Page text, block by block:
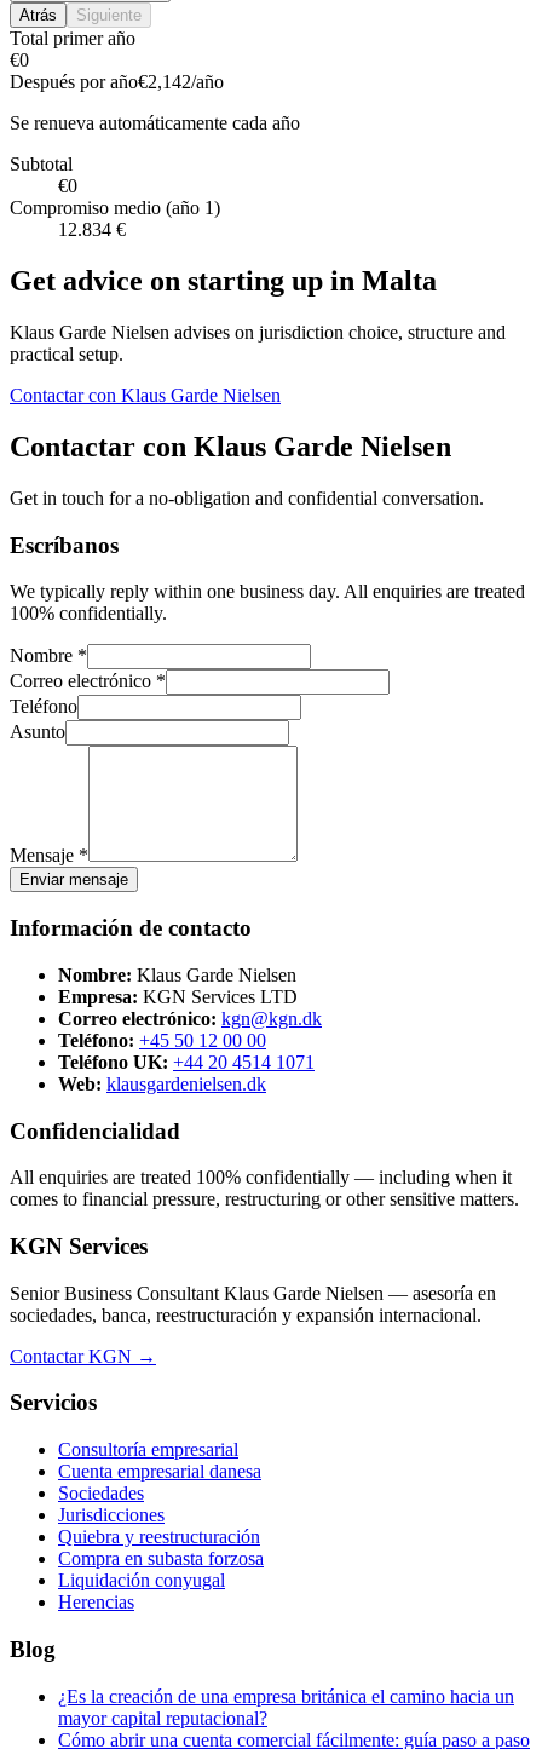
Atrás
Siguiente
Total primer año
€0
Después por año€2,142/año
Se renueva automáticamente cada año
Subtotal
€0
Compromiso medio (año 1)
12.834 €
Get advice on starting up in Malta
Klaus Garde Nielsen advises on jurisdiction choice, structure and
practical setup.
Contactar con Klaus Garde Nielsen
Contactar con Klaus Garde Nielsen
Get in touch for a no-obligation and confidential conversation.
Escríbanos
We typically reply within one business day. All enquiries are treated
100% confidentially.
Nombre *
Correo electrónico *
Teléfono
Asunto
Mensaje *
Enviar mensaje
Información de contacto
Nombre: Klaus Garde Nielsen
Empresa: KGN Services LTD
Correo electrónico: kgn@kgn.dk
Teléfono: +45 50 12 00 00
Teléfono UK: +44 20 4514 1071
Web: klausgardenielsen.dk
Confidencialidad
All enquiries are treated 100% confidentially — including when it
comes to financial pressure, restructuring or other sensitive matters.
KGN Services
Senior Business Consultant Klaus Garde Nielsen — asesoría en
sociedades, banca, reestructuración y expansión internacional.
Contactar KGN →
Servicios
Consultoría empresarial
Cuenta empresarial danesa
Sociedades
Jurisdicciones
Quiebra y reestructuración
Compra en subasta forzosa
Liquidación conyugal
Herencias
Blog
¿Es la creación de una empresa británica el camino hacia un
mayor capital reputacional?
Cómo abrir una cuenta comercial fácilmente: guía paso a paso